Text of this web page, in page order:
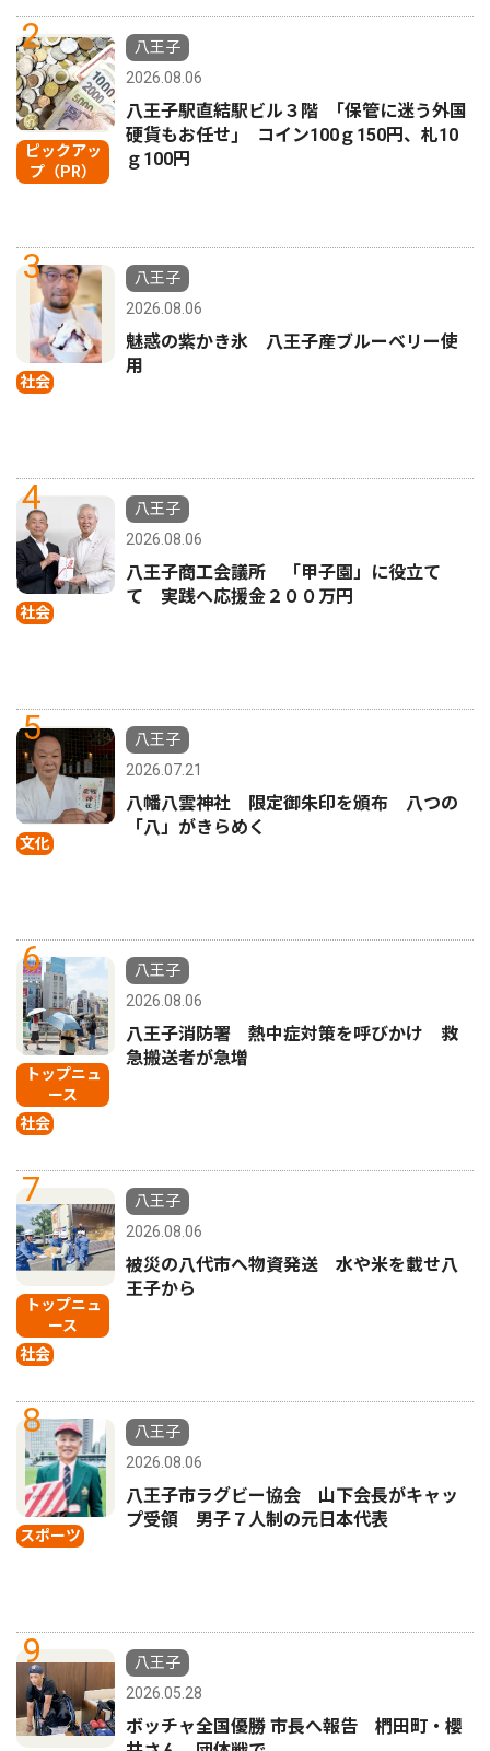
2
ピックアッ
プ（PR）
八王子
2026.08.06
八王子駅直結駅ビル３階 ｢保管に迷う外国
硬貨もお任せ｣ コイン100ｇ150円、札10
ｇ100円
3
社会
八王子
2026.08.06
魅惑の紫かき氷 八王子産ブルーベリー使
用
4
社会
八王子
2026.08.06
八王子商工会議所 「甲子園」に役立て
て 実践へ応援金２００万円
5
文化
八王子
2026.07.21
八幡八雲神社 限定御朱印を頒布 八つの
「八」がきらめく
6
トップニュ
ース
社会
八王子
2026.08.06
八王子消防署 熱中症対策を呼びかけ 救
急搬送者が急増
7
トップニュ
ース
社会
八王子
2026.08.06
被災の八代市へ物資発送 水や米を載せ八
王子から
8
スポーツ
八王子
2026.08.06
八王子市ラグビー協会 山下会長がキャッ
プ受領 男子７人制の元日本代表
9
八王子
2026.05.28
ボッチャ全国優勝 市長へ報告 椚田町・櫻